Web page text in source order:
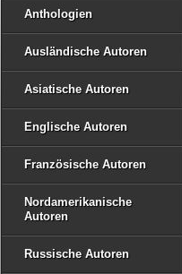
Anthologien
Ausländische Autoren
Asiatische Autoren
Englische Autoren
Französische Autoren
Nordamerikanische
Autoren
Russische Autoren